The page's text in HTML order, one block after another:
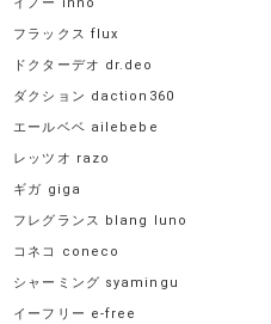
フラックス flux
ドクターデオ dr.deo
ダクション daction360
エールベベ ailebebe
レッツオ razo
ギガ giga
フレグランス blang luno
コネコ coneco
シャーミング syamingu
イーフリー e-free